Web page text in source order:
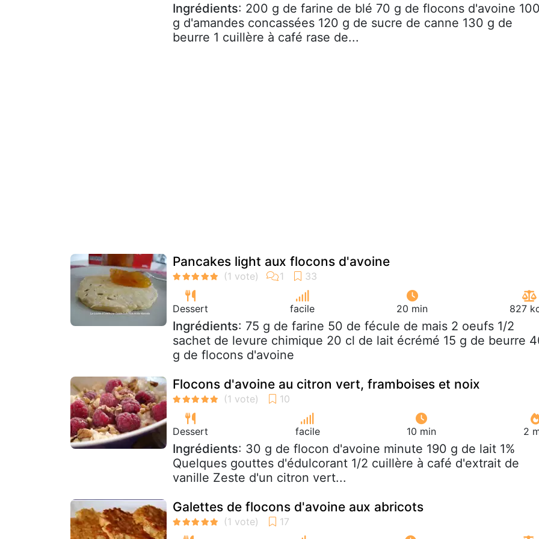
Ingrédients: 200 g de farine de blé 70 g de flocons d'avoine 100
g d'amandes concassées 120 g de sucre de canne 130 g de
beurre 1 cuillère à café rase de...
Pancakes light aux flocons d'avoine
Dessert facile 20 min 827
Ingrédients: 75 g de farine 50 de fécule de mais 2 oeufs 1/2
sachet de levure chimique 20 cl de lait écrémé 15 g de beurre
g de flocons d'avoine
Flocons d'avoine au citron vert, framboises et noix
Dessert facile 10 min 2
Ingrédients: 30 g de flocon d'avoine minute 190 g de lait 1%
Quelques gouttes d'édulcorant 1/2 cuillère à café d'extrait de
vanille Zeste d'un citron vert...
Galettes de flocons d'avoine aux abricots